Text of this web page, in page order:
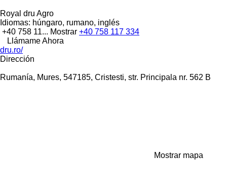
Royal dru Agro
Idiomas: húngaro, rumano, inglés
+40 758 11... Mostrar +40 758 117 334
Llámame Ahora
dru.ro/
Dirección
Rumanía, Mures, 547185, Cristesti, str. Principala nr. 562 B
Mostrar mapa